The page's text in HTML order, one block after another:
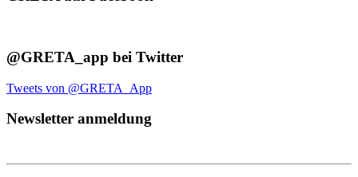
@GRETA_app bei Twitter
Tweets von @GRETA_App
Newsletter anmeldung